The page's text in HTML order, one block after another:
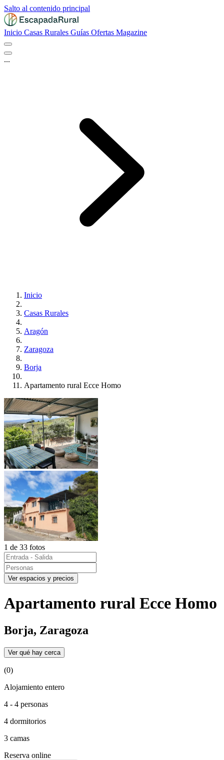
Salto al contenido principal
Inicio Casas Rurales Guías Ofertas Magazine
...
Inicio
Casas Rurales
Aragón
Zaragoza
Borja
Apartamento rural Ecce Homo
1 de 33 fotos
Ver espacios y precios
Apartamento rural Ecce Homo
Borja, Zaragoza
Ver qué hay cerca
(0)
Alojamiento entero
4 - 4 personas
4 dormitorios
3 camas
Reserva online